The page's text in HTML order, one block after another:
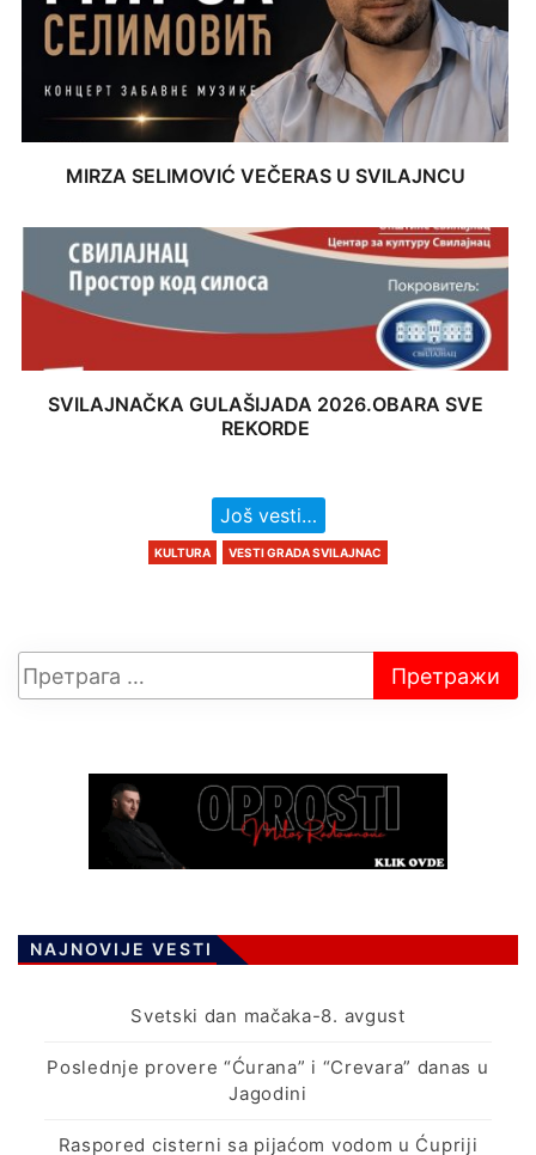
MIRZA SELIMOVIĆ VEČERAS U SVILAJNCU
SVILAJNAČKA GULAŠIJADA 2026.OBARA SVE
REKORDE
Još vesti…
KULTURA VESTI GRADA SVILAJNAC
NAJNOVIJE VESTI
Svetski dan mačaka-8. avgust
Poslednje provere “Ćurana” i “Crevara” danas u
Jagodini
Raspored cisterni sa pijaćom vodom u Ćupriji